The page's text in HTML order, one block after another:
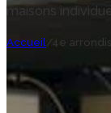
maisons
Accueil/4e